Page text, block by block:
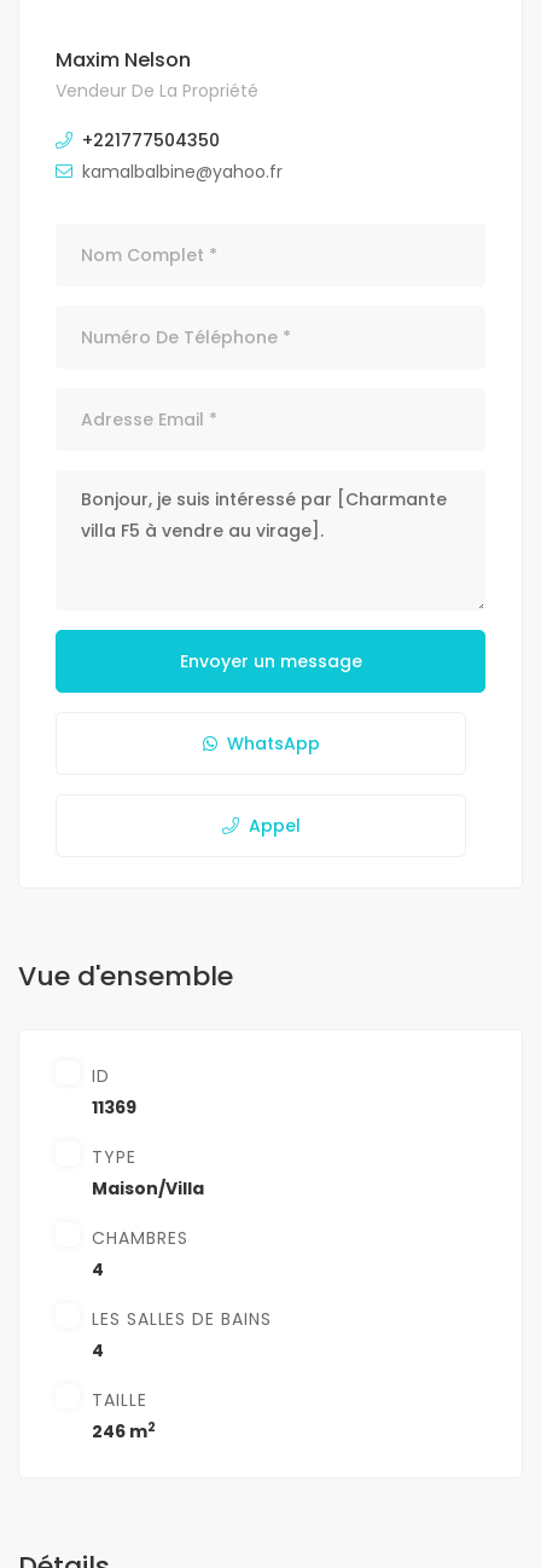
Maxim Nelson
Vendeur De La Propriété
+221777504350
kamalbalbine@yahoo.fr
Envoyer un message
WhatsApp
Appel
Vue d'ensemble
ID
11369
TYPE
Maison/Villa
CHAMBRES
4
LES SALLES DE BAINS
4
TAILLE
246 m2